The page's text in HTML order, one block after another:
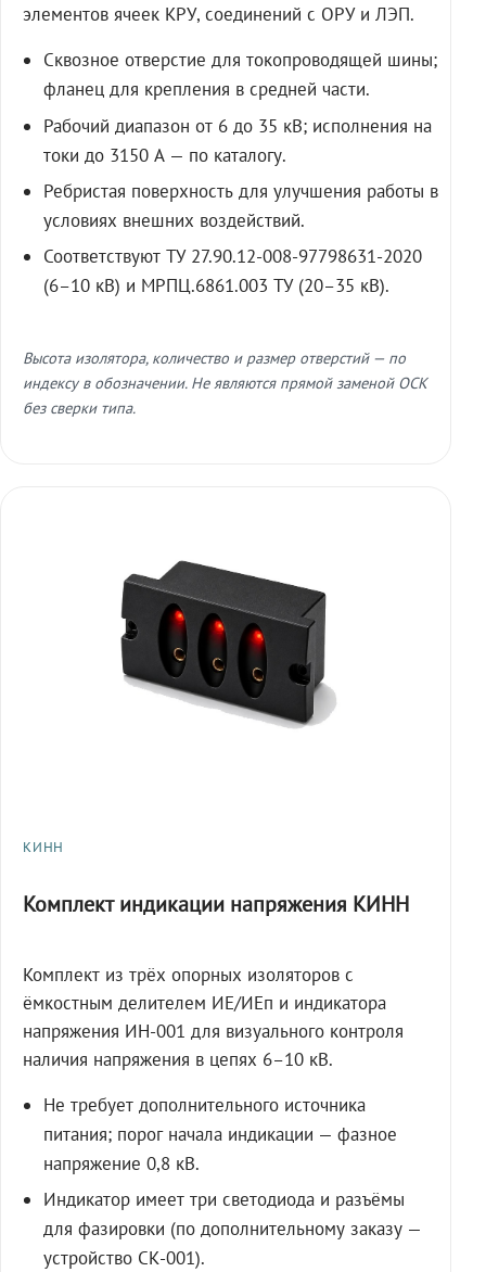
элементов ячеек КРУ, соединений с ОРУ и ЛЭП.
Сквозное отверстие для токопроводящей шины;
фланец для крепления в средней части.
Рабочий диапазон от 6 до 35 кВ; исполнения на
токи до 3150 А — по каталогу.
Ребристая поверхность для улучшения работы в
условиях внешних воздействий.
Соответствуют ТУ 27.90.12-008-97798631-2020
(6–10 кВ) и МРПЦ.6861.003 ТУ (20–35 кВ).
Высота изолятора, количество и размер отверстий — по
индексу в обозначении. Не являются прямой заменой ОСК
без сверки типа.
КИНН
Комплект индикации напряжения КИНН
Комплект из трёх опорных изоляторов с
ёмкостным делителем ИЕ/ИЕп и индикатора
напряжения ИН-001 для визуального контроля
наличия напряжения в цепях 6–10 кВ.
Не требует дополнительного источника
питания; порог начала индикации — фазное
напряжение 0,8 кВ.
Индикатор имеет три светодиода и разъёмы
для фазировки (по дополнительному заказу —
устройство СК-001).